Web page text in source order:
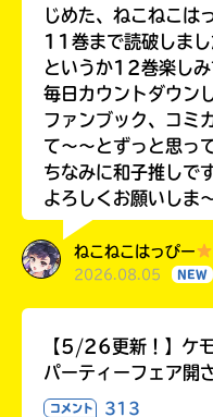
じめた、ねこねこは
11巻まで読破しま
というか12巻楽し
毎日カウントダウン
ファンブック、コミ
て〜〜とずっと思っ
ちなみに和子推しで
よろしくお願いしま
ねこねこはっぴー
2026.08.05 NEW
【5/26更新！】ケ
パーティーフェア開
コメント 313